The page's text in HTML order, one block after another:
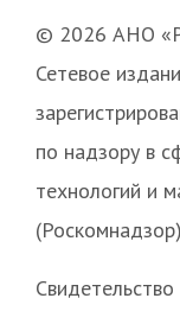
© 2026 АНО
Сетевое
по надзору в
технологий и